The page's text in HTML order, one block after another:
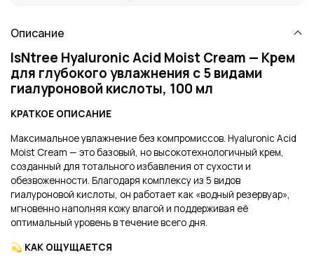
Описание
IsNtree Hyaluronic Acid Moist Cream — Крем
для глубокого увлажнения с 5 видами
гиалуроновой кислоты, 100 мл
КРАТКОЕ ОПИСАНИЕ
Максимальное увлажнение без компромиссов. Hyaluronic Acid
Moist Cream — это базовый, но высокотехнологичный крем,
созданный для тотального избавления от сухости и
обезвоженности. Благодаря комплексу из 5 видов
гиалуроновой кислоты, он работает как «водный резервуар»,
мгновенно наполняя кожу влагой и поддерживая её
оптимальный уровень в течение всего дня.
💫 КАК ОЩУЩАЕТСЯ